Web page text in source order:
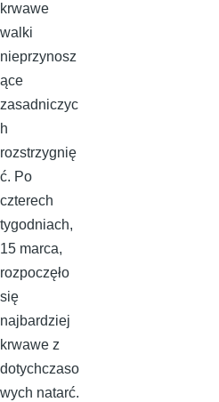
krwawe
walki
nieprzynosz
ące
zasadniczyc
h
rozstrzygnię
ć. Po
czterech
tygodniach,
15 marca,
rozpoczęło
się
najbardziej
krwawe z
dotychczaso
wych natarć.